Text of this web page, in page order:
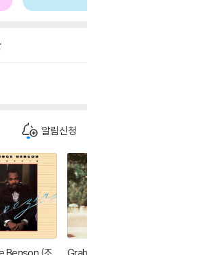
알림신청